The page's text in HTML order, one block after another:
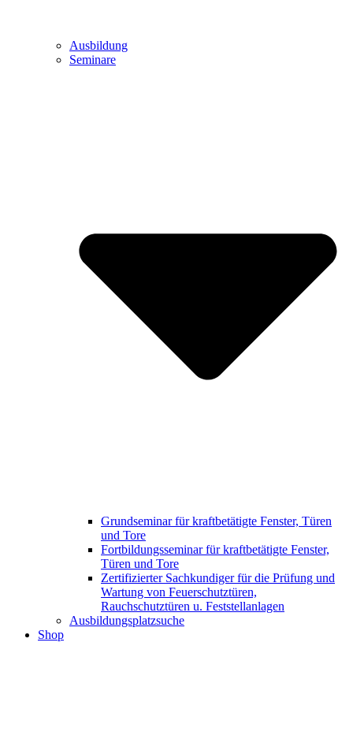
Ausbildung
Seminare
Grundseminar für kraftbetätigte Fenster, Türen
und Tore
Fortbildungsseminar für kraftbetätigte Fenster,
Türen und Tore
Zertifizierter Sachkundiger für die Prüfung und
Wartung von Feuerschutztüren,
Rauchschutztüren u. Feststellanlagen
Ausbildungsplatzsuche
Shop